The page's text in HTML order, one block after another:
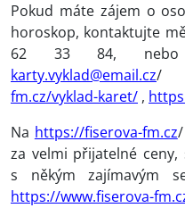
Pokud máte zájem o
horoskop, kontaktujte
62 33 84, nebo
karty.vyklad@email.cz/
fm.cz/vyklad-karet/ ,
Na https://fiserova-fm.cz
za velmi přijatelné
s někým zajímavým
https://www.fiserova-